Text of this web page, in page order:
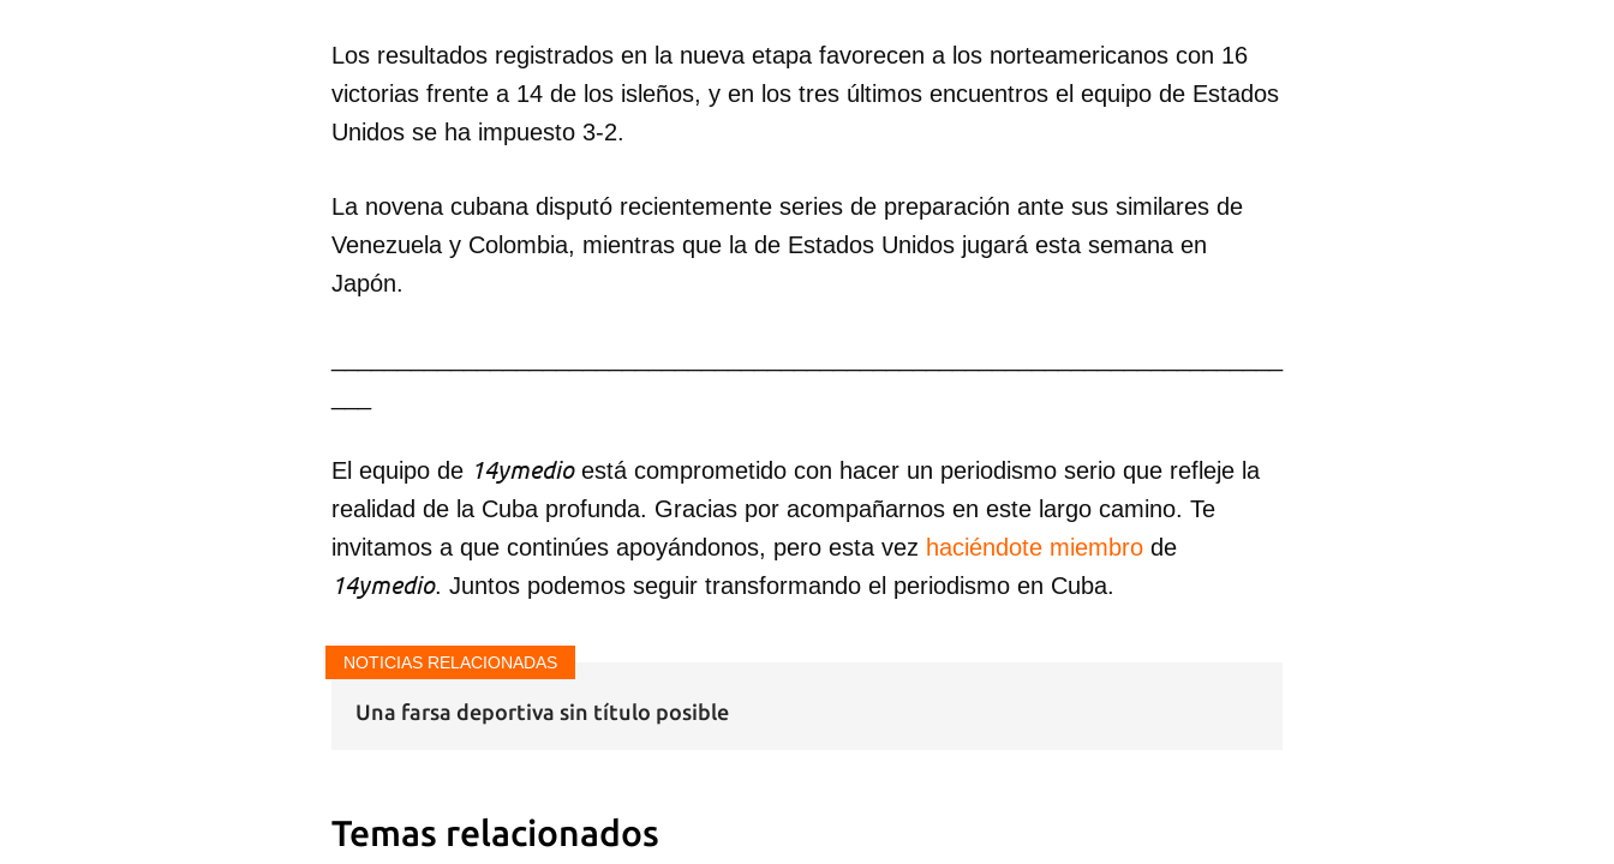
cuenta de 14ymedio.
INICIAR SESIÓN CANCELAR
Los resultados registrados en la nueva etapa favorecen a los norteamericanos con 16
victorias frente a 14 de los isleños, y en los tres últimos encuentros el equipo de Estados
Unidos se ha impuesto 3-2.
La novena cubana disputó recientemente series de preparación ante sus similares de
Venezuela y Colombia, mientras que la de Estados Unidos jugará esta semana en
Japón.
El equipo de 14ymedioestá comprometido con hacer un periodismo serio que refleje la
realidad de la Cuba profunda. Gracias por acompañarnos en este largo camino. Te
invitamos a que continúes apoyándonos, pero esta vez haciéndote miembro de
14ymedio. Juntos podemos seguir transformando el periodismo en Cuba.
NOTICIAS RELACIONADAS
Una farsa deportiva sin título posible
Temas relacionados